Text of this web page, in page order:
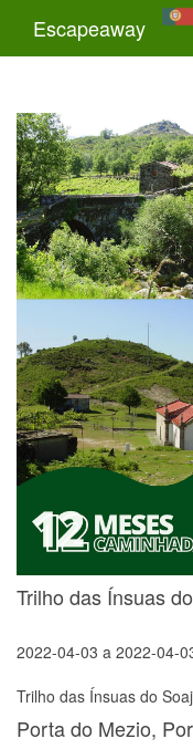
Escapeaway
Trilho das Ínsuas
2022-04-03 a 2022-04-
Trilho das Ínsuas do
Porta do Mezio,